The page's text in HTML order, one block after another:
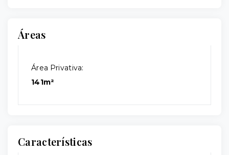
Áreas
Área Privativa:
141m²
Características